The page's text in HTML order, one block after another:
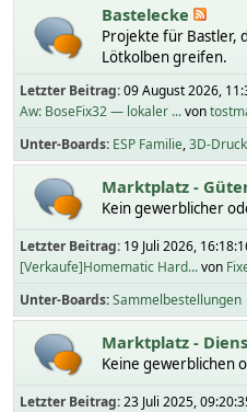
Bastelecke
Projekte für Bastler,
Lötkolben greifen.
Letzter Beitrag:09 August 2026,
Aw: BoseFix32 — lokaler ...von
Unter-Boards ESP Familie 3D-
Marktplatz -
Kein gewerblicher
Letzter Beitrag: 19 Juli 2026,
[Verkaufe]Homematic Hard...von
Unter-Boards Sammelbestellungen
Marktplatz -
Keine gewerblichen
Letzter Beitrag:23 Juli 2025,